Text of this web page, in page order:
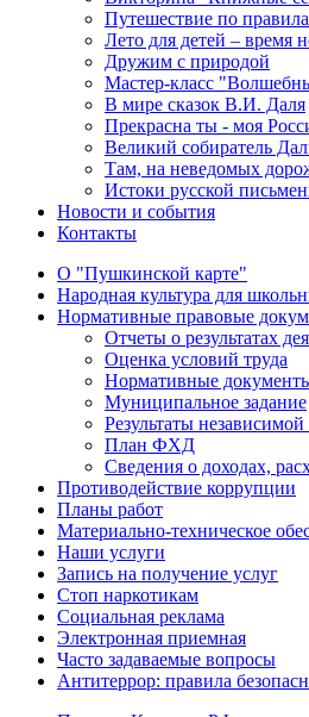
Путешествие по
Лето для детей – время
Дружим с природой
Мастер-класс
В мире сказок В.И. Даля
Прекрасна ты - моя
Великий собиратель
Там, на неведомых
Истоки русской
Новости и события
Контакты
О "Пушкинской карте"
Народная культура для
Нормативные правовые
Отчеты о результатах
Оценка условий труда
Нормативные
Муниципальное задание
Результаты
План ФХД
Сведения о доходах,
Противодействие коррупции
Планы работ
Материально-техническое
Наши услуги
Запись на получение услуг
Стоп наркотикам
Социальная реклама
Электронная приемная
Часто задаваемые вопросы
Антитеррор: правила